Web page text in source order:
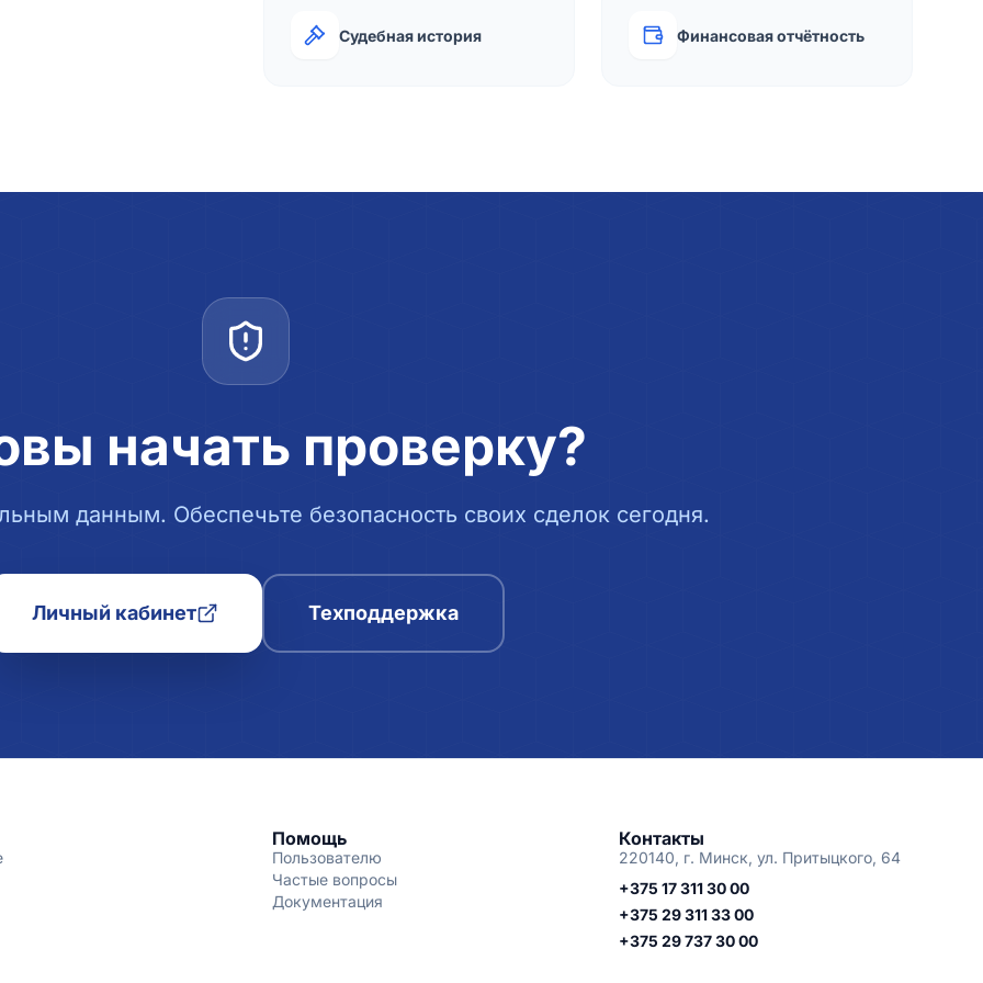
Судебная история Финансовая отчётность
начать проверку?
данным. Обеспечьте безопасность своих сделок сегодня.
Личный кабинет Техподдержка
Помощь
Пользователю
Частые вопросы
Документация
Контакты
220140, г. Минск, ул. Притыцкого, 64
+375 17 311 30 00
+375 29 311 33 00
+375 29 737 30 00